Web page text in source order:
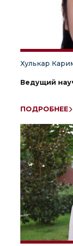
Хулькар
Ведущий
ПОДРОБНЕЕ